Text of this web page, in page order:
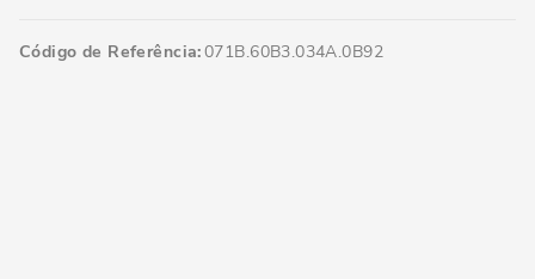
Código de Referência 071B.60B3.034A.0B92